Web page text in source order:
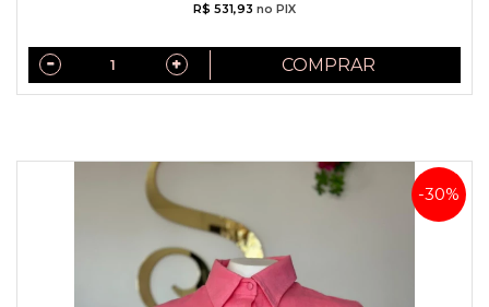
R$ 531,93 no PIX
COMPRAR
-30%